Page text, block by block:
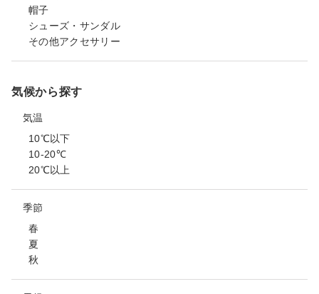
帽子
シューズ・サンダル
その他アクセサリー
気候から探す
気温
10℃以下
10-20℃
20℃以上
季節
春
夏
秋